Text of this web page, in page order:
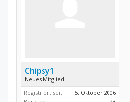
Chipsy1
Neues Mitglied
Registriert seit:
5. Oktober 2006